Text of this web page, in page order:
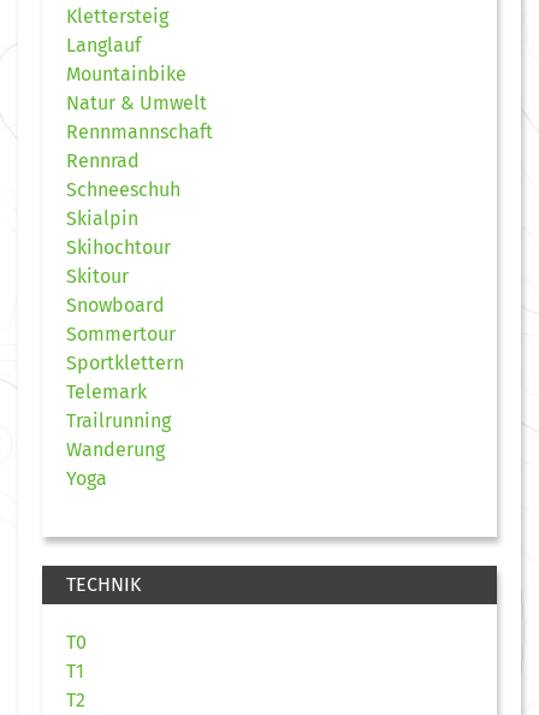
Klettersteig
Langlauf
Mountainbike
Natur & Umwelt
Rennmannschaft
Rennrad
Schneeschuh
Skialpin
Skihochtour
Skitour
Snowboard
Sommertour
Sportklettern
Telemark
Trailrunning
Wanderung
Yoga
TECHNIK
T0
T1
T2